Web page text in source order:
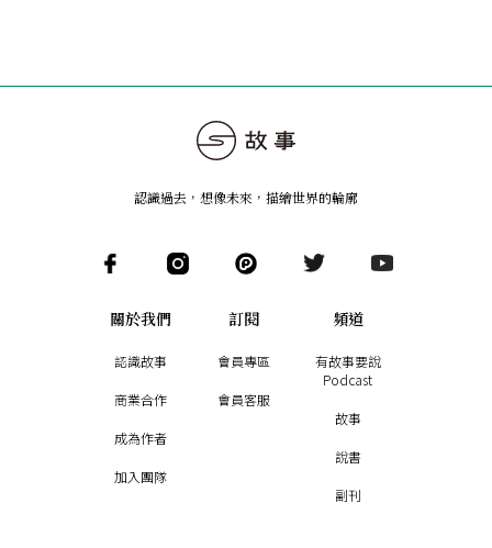
認識過去，想像未來 ， 描繪世界的輪廓
關於我們
認識故事
商業合作
成為作者
加入團隊
訂閱
會員專區
會員客服
頻道
有故事要說
Podcast
故事
說書
副刊